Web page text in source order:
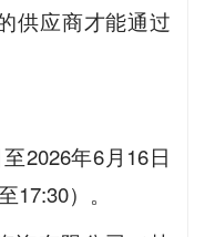
供应商才能通过
2026年6月16日
17:30）。